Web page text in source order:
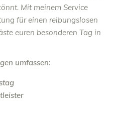
Mit meinem Service
für einen reibungslosen
euren besonderen Tag in
umfassen: